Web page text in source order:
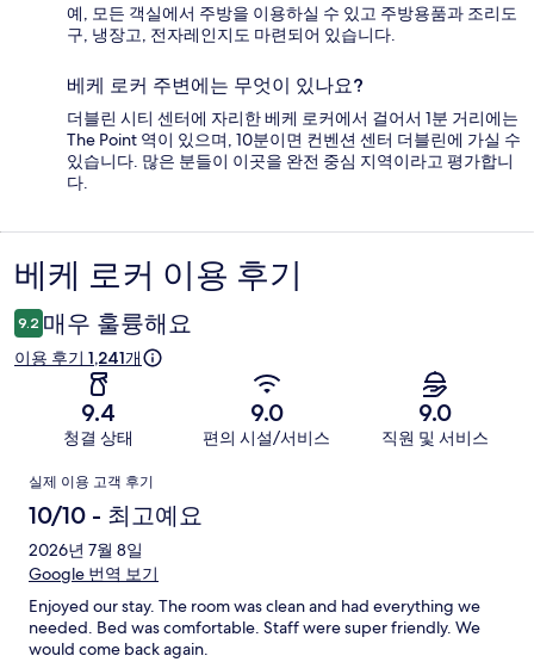
예, 모든 객실에서 주방을 이용하실 수 있고 주방용품과 조리도
구, 냉장고, 전자레인지도 마련되어 있습니다.
베케 로커 주변에는 무엇이 있나요?
더블린 시티 센터에 자리한 베케 로커에서 걸어서 1분 거리에는
The Point 역이 있으며, 10분이면 컨벤션 센터 더블린에 가실 수
있습니다. 많은 분들이 이곳을 완전 중심 지역이라고 평가합니
다.
이
용
후
베케 로커 이용 후기
9.2 매우 훌륭해요
이용 후기 1,241개
9.4
청결 상태
9.0
편의 시설/서비스
9.0
직원 및 서비스
이
용
후
기
실제 이용 고객 후기
10/10 - 최고예요
2026년 7월 8일
Google 번역 보기
Enjoyed our stay. The room was clean and had everything we
needed. Bed was comfortable. Staff were super friendly. We
would come back again.